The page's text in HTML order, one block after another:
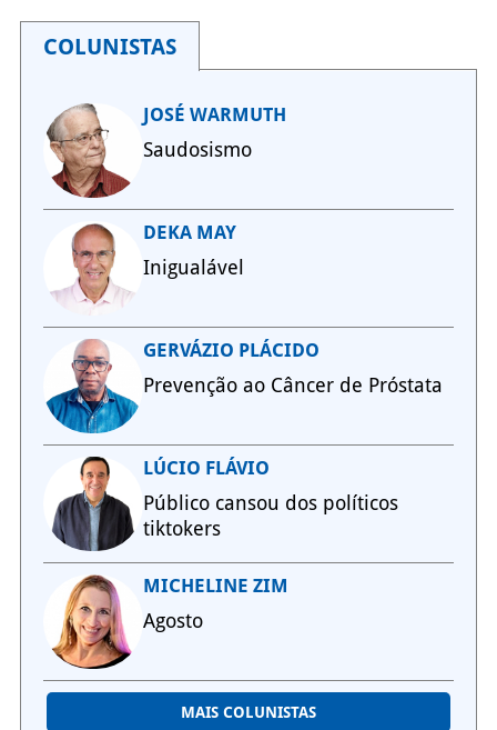
COLUNISTAS
JOSÉ WARMUTH
Saudosismo
DEKA MAY
Inigualável
GERVÁZIO PLÁCIDO
Prevenção ao Câncer de Próstata
LÚCIO FLÁVIO
Público cansou dos políticos
tiktokers
MICHELINE ZIM
Agosto
MAIS COLUNISTAS